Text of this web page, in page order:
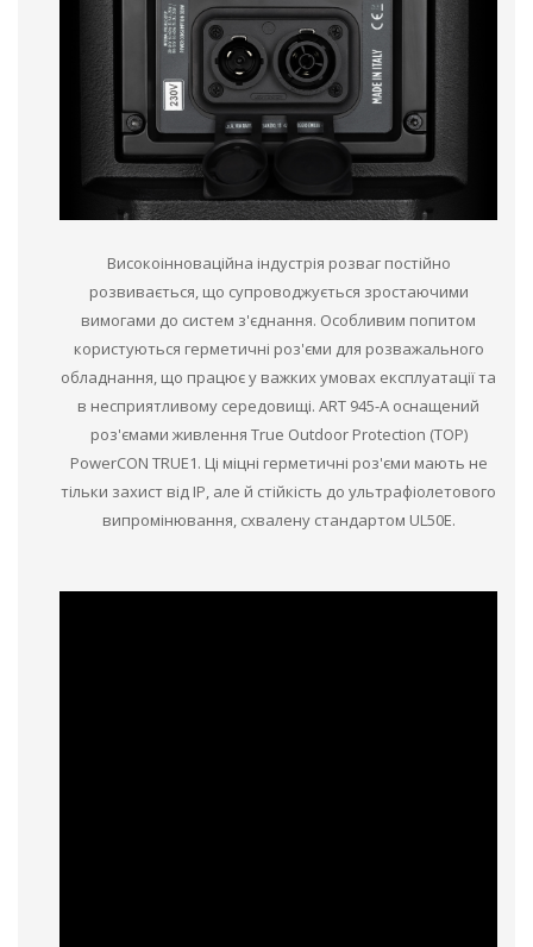
Високоінноваційна індустрія розваг постійно
розвивається, що супроводжується зростаючими
вимогами до систем з'єднання. Особливим попитом
користуються герметичні роз'єми для розважального
обладнання, що працює у важких умовах експлуатації та
в несприятливому середовищі. ART 945-A оснащений
роз'ємами живлення True Outdoor Protection (TOP)
PowerCON TRUE1. Ці міцні герметичні роз'єми мають не
тільки захист від IP, але й стійкість до ультрафіолетового
випромінювання, схвалену стандартом UL50E.